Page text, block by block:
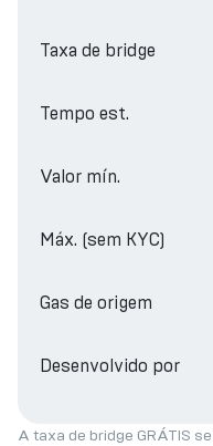
Taxa de bridge
Tempo est.
Valor mín.
Máx. (sem KYC)
Gas de origem
Desenvolvido por
A taxa de bridge GRÁTIS